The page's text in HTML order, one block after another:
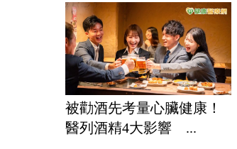
被勸酒先考量心臟健康！
醫列酒精4大影響 ...